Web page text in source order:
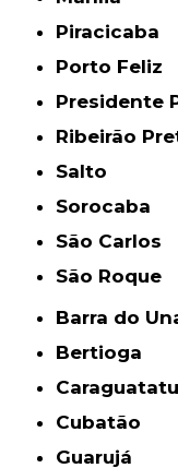
Piracicaba
Porto Feliz
Presidente
Ribeirão
Salto
Sorocaba
São Carlos
São Roque
Barra do
Bertioga
Cubatão
Guarujá